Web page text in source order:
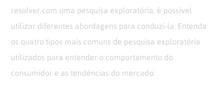
resolver com uma pesquisa exploratória, é possível
utilizar diferentes abordagens para conduzi-la. Entenda
os quatro tipos mais comuns de pesquisa exploratória
utilizados para entender o comportamento do
consumidor e as tendências do mercado: